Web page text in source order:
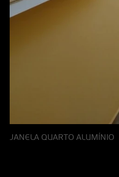
JANELA QUARTO ALUMÍNIO